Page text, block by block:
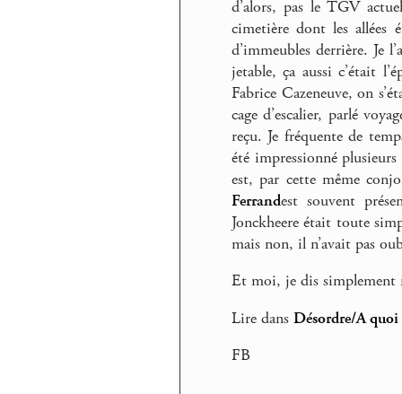
d’alors, pas le TGV
cimetière dont les allées
d’immeubles derrière. Je
jetable, ça aussi c’était
Fabrice Cazeneuve, on
cage d’escalier, parlé
reçu. Je fréquente de
été impressionné plusieurs
est, par cette même
Ferrandest souvent
Jonckheere était toute
mais non, il n’avait pas
Et moi, je dis simplement
Lire dans Désordre/A quoi
FB